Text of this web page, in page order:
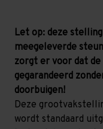
1.850
mm)
GALVA
1.850
mm)
GALVA
Let op: deze
meegeleverde
zorgt er voor dat
gegarandeerd
doorbuigen!
Deze
wordt standaard